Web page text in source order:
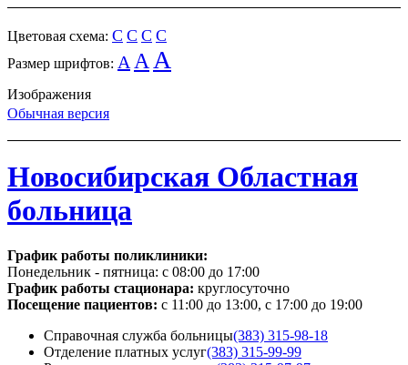
Цветовая схема: C C C C
Размер шрифтов: A A A
Изображения
Обычная версия
Новосибирская Областная
больница
График работы поликлиники:
Понедельник - пятница: с 08:00 до 17:00
График работы стационара: круглосуточно
Посещение пациентов: с 11:00 до 13:00, с 17:00 до 19:00
Справочная служба больницы(383) 315-98-18
Отделение платных услуг(383) 315-99-99